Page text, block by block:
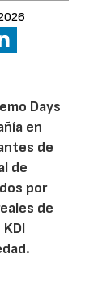
Days
en
de
de
por
de